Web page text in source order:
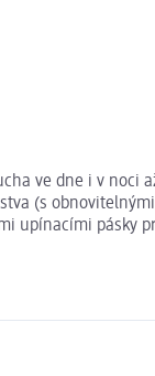
ve dne i v
(s
pásky